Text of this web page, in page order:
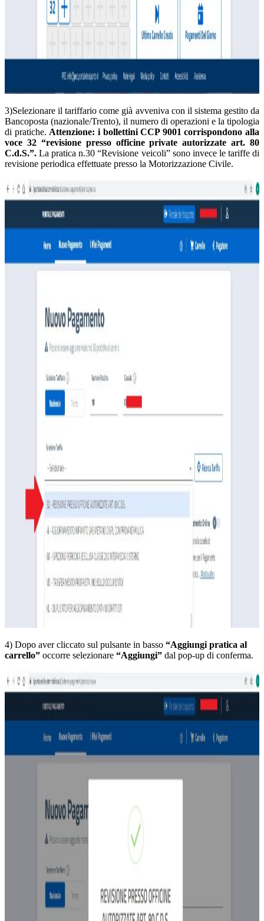
3)Selezionare il tariffario come già avveniva con il sistema gestito da
Bancoposta (nazionale/Trento), il numero di operazioni e la tipologia
di pratiche. Attenzione: i bollettini CCP 9001 corrispondono alla
voce 32 “revisione presso officine private autorizzate art. 80
C.d.S.”.La pratica n.30 “Revisione veicoli” sono invece le tariffe di
revisione periodica effettuate presso la Motorizzazione Civile.
4) Dopo aver cliccato sul pulsante in basso “Aggiungi pratica al
carrello” occorre selezionare “Aggiungi” dal pop-up di conferma.